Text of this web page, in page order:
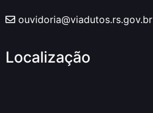
ouvidoria@viadutos.rs.gov.br
Localização